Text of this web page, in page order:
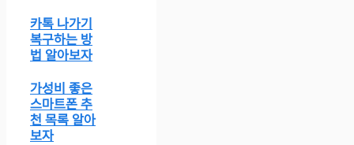
카톡 나가기
복구하는 방
법 알아보자
가성비 좋은
스마트폰 추
천 목록 알아
보자